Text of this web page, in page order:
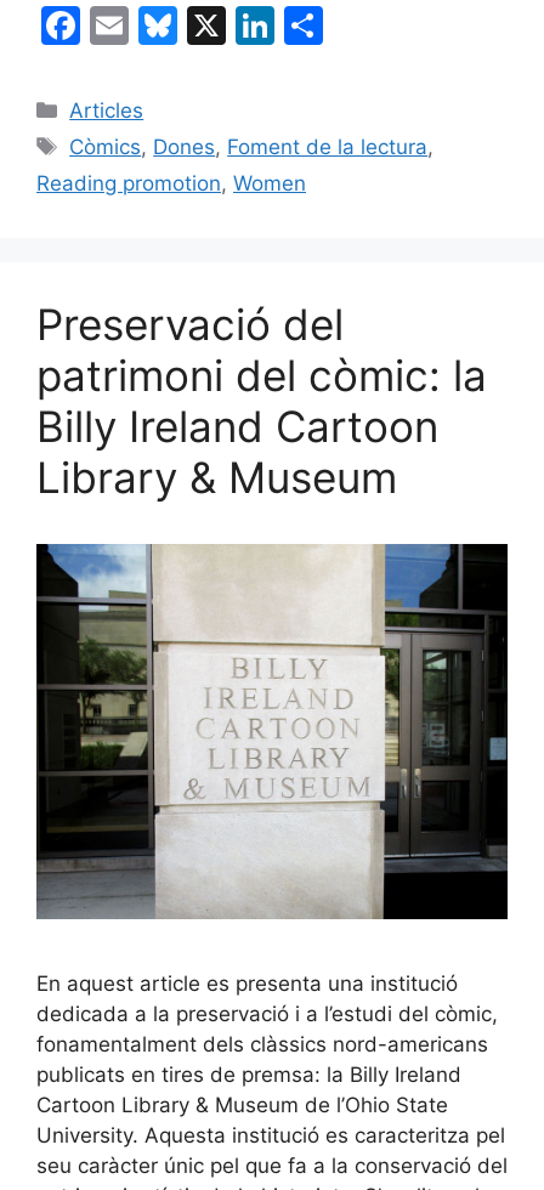
F
c
e
b
E
ai
l
Bl
s
k
X
Li
e
dI
p
Categories
Articles
Etiquetes
Còmics, Dones, Foment de la lectura,
Reading promotion, Women
Preservació del
patrimoni del còmic: la
Billy Ireland Cartoon
Library & Museum
En aquest article es presenta una institució
dedicada a la preservació i a l’estudi del còmic,
fonamentalment dels clàssics nord-americans
publicats en tires de premsa: la Billy Ireland
Cartoon Library & Museum de l’Ohio State
University. Aquesta institució es caracteritza pel
seu caràcter únic pel que fa a la conservació del